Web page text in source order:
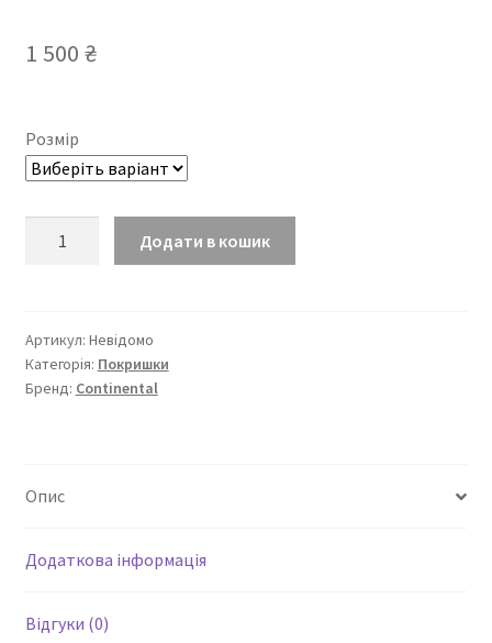
1 500 ₴
Розмір
Race
кількість
Додати в кошик
Артикул: Невідомо
Категорія: Покришки
Бренд: Continental
Опис
Додаткова інформація
Відгуки (0)